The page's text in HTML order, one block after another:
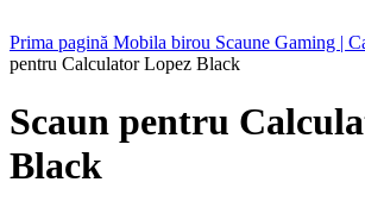
Prima pagină Mobila birou Scaune Gaming |
pentru Calculator Lopez Black
Scaun pentru
Black